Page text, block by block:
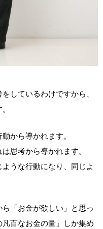
しているわけですから、
から導かれます。
思考から導かれます。
うな行動になり、同じよ
「お金が欲しい」と思っ
百なお金の量」しか集め